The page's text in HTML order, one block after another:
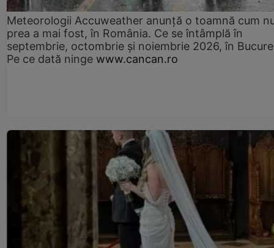
Meteorologii Accuweather anunță o toamnă cum
prea a mai fost, în România. Ce se întâmplă în
septembrie, octombrie și noiembrie 2026, în
Pe ce dată ninge www.cancan.ro